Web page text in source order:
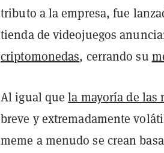
tributo a la empresa, fue
tienda de videojuegos
criptomonedas, cerrando su
Al igual quela mayoría de las
breve y extremadamente
meme a menudo se crean